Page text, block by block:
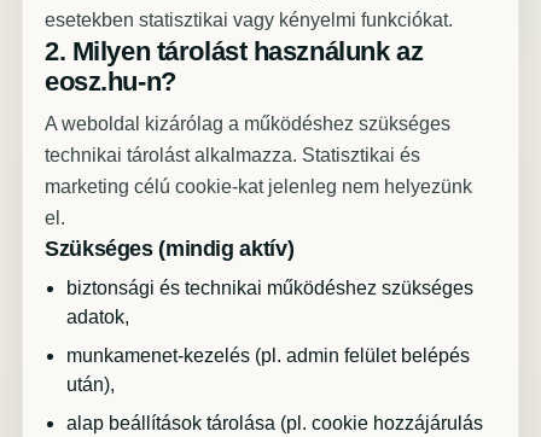
esetekben statisztikai vagy kényelmi funkciókat.
2. Milyen tárolást használunk az
eosz.hu-n?
A weboldal kizárólag a működéshez szükséges
technikai tárolást alkalmazza. Statisztikai és
marketing célú cookie-kat jelenleg nem helyezünk
el.
Szükséges (mindig aktív)
biztonsági és technikai működéshez szükséges
adatok,
munkamenet-kezelés (pl. admin felület belépés
után),
alap beállítások tárolása (pl. cookie hozzájárulás